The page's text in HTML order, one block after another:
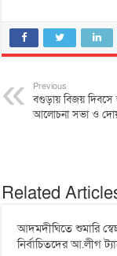
Previous
বগুড়ায় বিজয় দিবসে
আলোচনা সভা ও
Related
আদমদীঘিতে শুমারি
নির্বাচিতদের আ.লীগ